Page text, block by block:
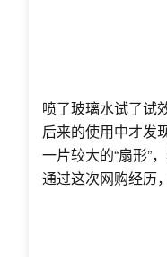
喷了玻璃水试了试
后来的使用中才发
一片较大的“扇形”
通过这次网购经历